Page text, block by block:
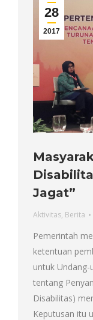
28
2017
Jagat”
Aktivitas, Berita
Pemerintah
ketentuan
untuk
tentang
Disabilitas)
Keputusan itu